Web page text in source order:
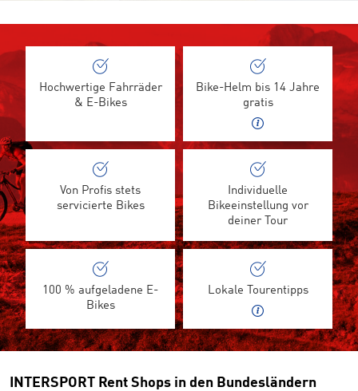
Hochwertige Fahrräder
& E-Bikes
Bike-Helm bis 14 Jahre
gratis
Von Profis stets
servicierte Bikes
Individuelle
Bikeeinstellung vor
deiner Tour
100 % aufgeladene E-
Bikes
Lokale Tourentipps
INTERSPORT Rent Shops in den Bundesländern